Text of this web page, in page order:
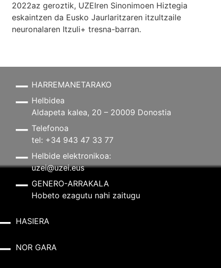
2022az geroztik, UZEIren Sinonimoen Hiztegia
eskaintzen da Eusko Jaurlaritzaren itzultzaile
neuronalaren Itzuli+ tresna-barran.
HARREMANETARAKO
Helbidea
Aldapeta kalea, 20 – 20009 Donostia
Telefonoa
tel: +34 943 47 33 77
Helbide elektronikoa:
uzei@uzei.eus
GENERO-ARRAKALA
Hobeto ezagutu nahi zaitugu
HASIERA
NOR GARA